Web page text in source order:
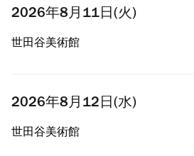
2026年8月11日(火)
世田谷美術館
2026年8月12日(水)
世田谷美術館